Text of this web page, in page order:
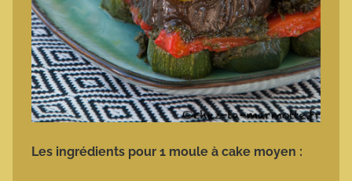
Les ingrédients pour 1 moule à cake moyen :